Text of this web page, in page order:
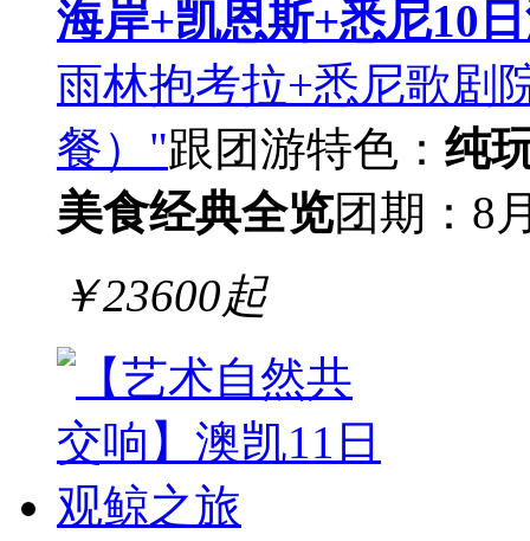
海岸+凯恩斯+悉尼10
雨林抱考拉+悉尼歌剧
餐）"跟团游特色： 纯
美食经典全览团期：8
￥23600起